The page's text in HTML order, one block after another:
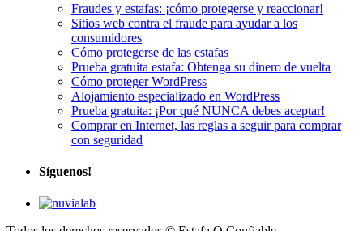
Fraudes y estafas: ¡cómo protegerse y reaccionar!
Sitios web contra el fraude para ayudar a los
consumidores
Cómo protegerse de las estafas
Prueba gratuita estafa: Obtenga su dinero de vuelta
Cómo proteger WordPress
Alojamiento especializado en WordPress
Prueba gratuita: ¡Por qué NUNCA debes aceptar!
Comprar en Internet, las reglas a seguir para comprar
con seguridad
Síguenos!